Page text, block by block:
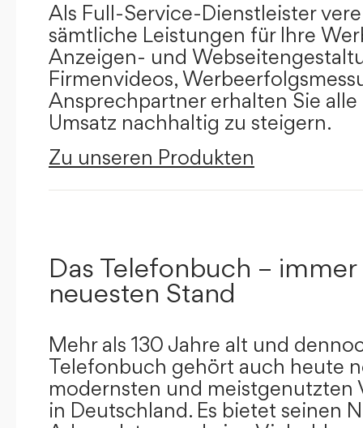
Als Full-Service-Dienstleister
sämtliche Leistungen für Ihre
Anzeigen- und
Firmenvideos,
Ansprechpartner erhalten Sie
Umsatz nachhaltig zu steigern.
Zu unseren Produkten
Das Telefonbuch –
neuesten Stand
Mehr als 130 Jahre alt und
Telefonbuch gehört auch heute
modernsten und meistgenutzten
in Deutschland. Es bietet seinen